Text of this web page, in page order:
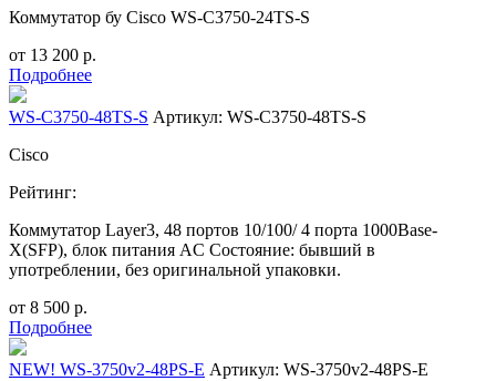
Коммутатор бу Cisco WS-C3750-24TS-S
от 13 200 р.
Подробнее
WS-C3750-48TS-S Артикул: WS-C3750-48TS-S
Cisco
Рейтинг:
Коммутатор Layer3, 48 портов 10/100/ 4 порта 1000Base-
X(SFP), блок питания AC Состояние: бывший в
употреблении, без оригинальной упаковки.
от 8 500 р.
Подробнее
NEW! WS-3750v2-48PS-E Артикул: WS-3750v2-48PS-E